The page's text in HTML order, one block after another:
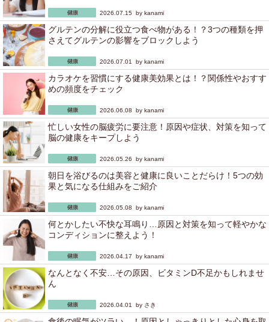
2026.07.15 by kanami
グルテンの分解に役立つ食べ物がある！？3つの種類を押
さえてグルテンの影響をブロックしよう
2026.07.01 by kanami
カラオケを習慣にする健康美効果とは！？関係性やおすす
めの頻度をチェック
2026.06.08 by kanami
忙しい女性の脳疲労に要注意！原因や症状、対策を知って
脳の健康をキープしよう
2026.05.26 by kanami
朝日を浴びるのは美容と健康に良いことだらけ！5つの効
果と気になる仕組みをご紹介
2026.05.08 by kanami
何とかしたい不快な耳鳴り…原因と対策を知って軽やかな
コンディションに整えよう！
2026.04.17 by kanami
なんとなく不安…その原因、ビタミンD不足かもしれませ
ん
2026.04.01 by さき